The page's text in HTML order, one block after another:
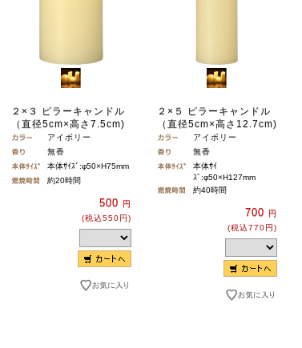
２×３ ピラーキャンドル
（直径5cm×高さ7.5cm)
アイボリー
無香
本体ｻｲｽﾞ:φ50×H75mm
約20時間
500
円
(税込550円)
２×５ ピラーキャンドル
（直径5cm×高さ12.7cm)
アイボリー
無香
本体ｻｲ
ｽﾞ:φ50×H127mm
約40時間
700
円
(税込770円)